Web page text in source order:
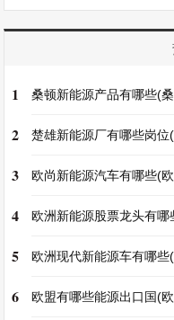
1 桑顿新能源产品有哪些(
2 楚雄新能源厂有哪些岗
3 欧尚新能源汽车有哪些(
4 欧洲新能源股票龙头有
5 欧洲现代新能源车有哪
6 欧盟有哪些能源出口国(